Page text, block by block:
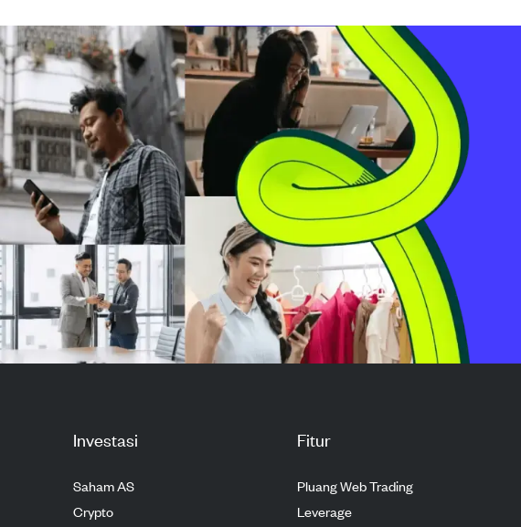
yang tidak memenuhi
ekspektasi analis. EPS GAAP
dan pendapatan Q2 lebih
rendah dari perkiraan...
Perusahaan menunjukkan
kesehatan keuangan yang
solid dengan margin kotor
28,3%, laba per saham $...
Investasi
Saham AS
Crypto
Fitur
Pluang Web Trading
Leverage